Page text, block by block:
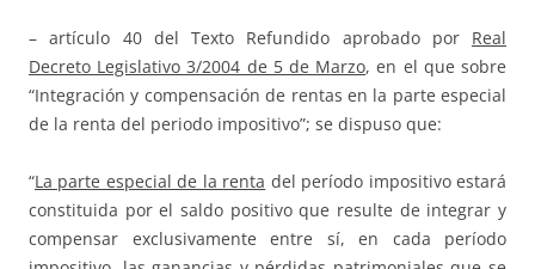
– artículo 40 del Texto Refundido aprobado por Real
Decreto Legislativo 3/2004 de 5 de Marzo, en el que sobre
“Integración y compensación de rentas en la parte especial
de la renta del periodo impositivo”; se dispuso que:
“La parte especial de la renta del período impositivo estará
constituida por el saldo positivo que resulte de integrar y
compensar exclusivamente entre sí, en cada período